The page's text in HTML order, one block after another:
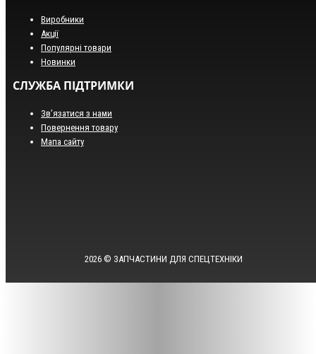
Виробники
Акції
Популярні товари
Новинки
СЛУЖБА ПІДТРИМКИ
Зв’язатися з нами
Повернення товару
Мапа сайту
2026 © ЗАПЧАСТИНИ ДЛЯ СПЕЦТЕХНІКИ